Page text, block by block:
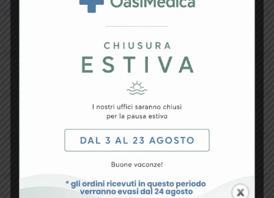
Resi e Garanzia
Recensioni